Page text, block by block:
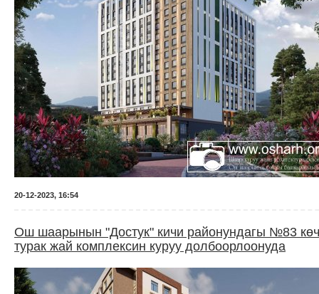
20-12-2023, 16:54
Ош шаарынын "Достук" кичи районундагы №83
турак жай комплексин куруу долбоорлоонуда